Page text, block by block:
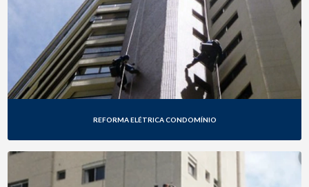
REFORMA ELÉTRICA CONDOMÍNIO